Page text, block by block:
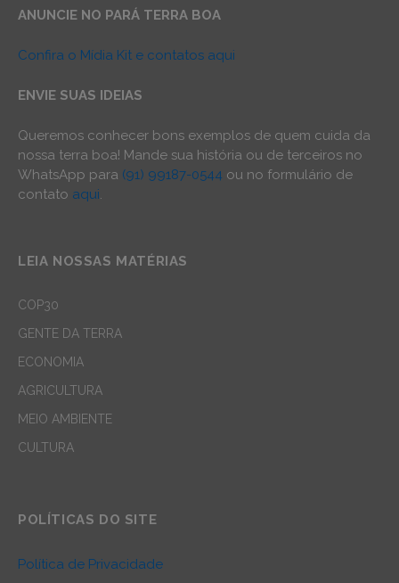
ANUNCIE NO PARÁ TERRA BOA
Confira o Mídia Kit e contatos aqui
ENVIE SUAS IDEIAS
Queremos conhecer bons exemplos de quem cuida da
nossa terra boa! Mande sua história ou de terceiros no
WhatsApp para (91) 99187-0544 ou no formulário de
contato aqui.
LEIA NOSSAS MATÉRIAS
COP30
GENTE DA TERRA
ECONOMIA
AGRICULTURA
MEIO AMBIENTE
CULTURA
POLÍTICAS DO SITE
Política de Privacidade